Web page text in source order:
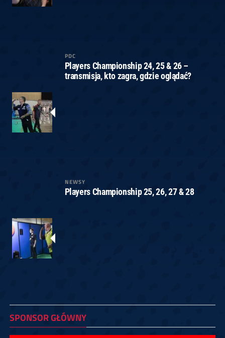
PDC
Players Championship 24, 25 & 26 –
transmisja, kto zagra, gdzie oglądać?
NEWSY
Players Championship 25, 26, 27 & 28
SPONSOR GŁÓWNY